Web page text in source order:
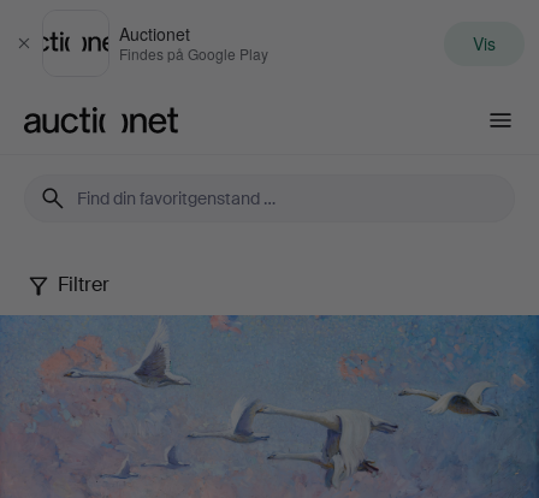
Luk
Auctionet
Findes på Google Play Vis
Art
Antiques
Filtrer